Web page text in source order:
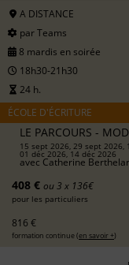
A DISTANCE
par Teams
8 mardis en soirée
18h30-21h30
24 h.
ÉCOLE D'ÉCRITURE
LE PARCOURS -
15 sept 2026, 29 sept 2026,
01 déc 2026, 14 déc 2026
avec Catherine
408 € ou 3 x 136€
pour les particuliers
816 €
formation continue (en savoir +)